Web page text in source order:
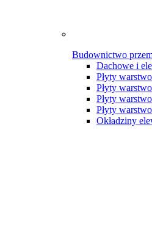
Budownictwo
Dachowe i
Płyty
Płyty
Płyty
Płyty
Okładziny